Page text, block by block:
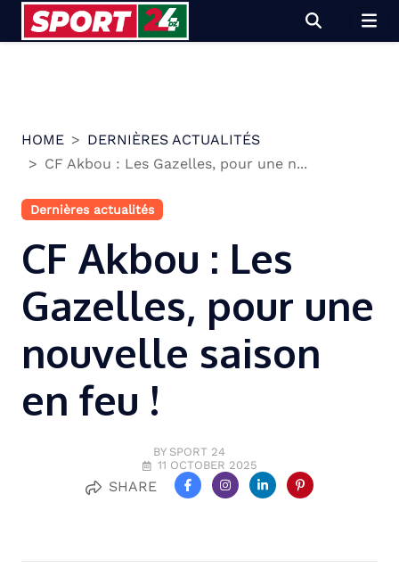
HOME
DERNIÈRES ACTUALITÉS
CF Akbou : Les Gazelles, pour une n...
Dernières actualités
CF Akbou : Les
Gazelles, pour une
nouvelle saison
en feu !
BY SPORT 24
11 OCTOBER 2025
SHARE